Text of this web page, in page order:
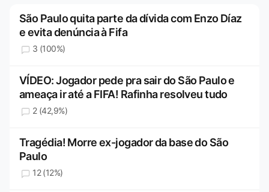
São Paulo quita parte da dívida com Enzo Díaz
e evita denúncia à Fifa
3 (100%)
VÍDEO: Jogador pede pra sair do São Paulo e
ameaça ir até a FIFA! Rafinha resolveu tudo
2 (42,9%)
Tragédia! Morre ex-jogador da base do São
Paulo
12 (12%)